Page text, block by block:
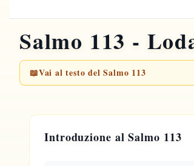
Salmo 113 -
📖Vai al testo del Salmo 113
Introduzione al Salmo 113